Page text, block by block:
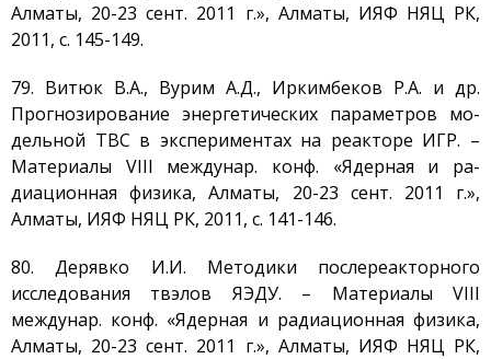
Алматы, 20-23 сент. 2011 г.», Алматы, ИЯФ НЯЦ РК,
2011, с. 145-149.
79. Витюк В.А., Вурим А.Д., Иркимбеков Р.А. и др.
Прогнозирование энергетических параметров мо-
дельной ТВС в экспериментах на реакторе ИГР. –
Материалы VIII междунар. конф. «Ядерная и ра-
диационная физика, Алматы, 20-23 сент. 2011 г.»,
Алматы, ИЯФ НЯЦ РК, 2011, с. 141-146.
80. Дерявко И.И. Методики послереакторного
исследования твэлов ЯЭДУ. – Материалы VIII
междунар. конф. «Ядерная и радиационная физика,
Алматы, 20-23 сент. 2011 г.», Алматы, ИЯФ НЯЦ РК,